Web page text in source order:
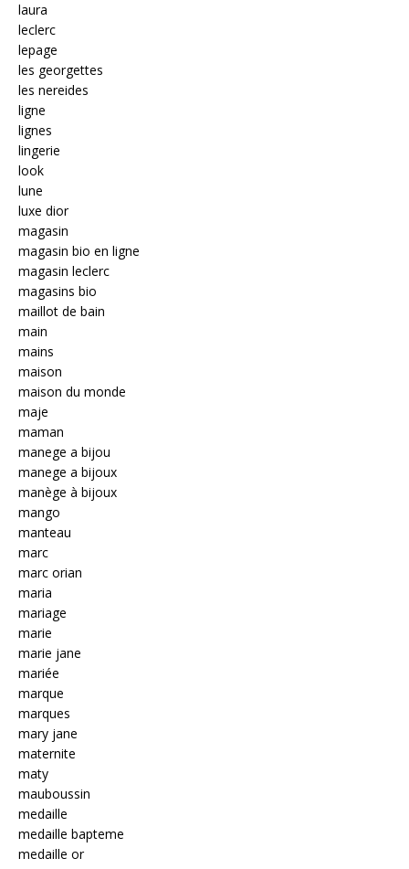
laura
leclerc
lepage
les georgettes
les nereides
ligne
lignes
lingerie
look
lune
luxe dior
magasin
magasin bio en ligne
magasin leclerc
magasins bio
maillot de bain
main
mains
maison
maison du monde
maje
maman
manege a bijou
manege a bijoux
manège à bijoux
mango
manteau
marc
marc orian
maria
mariage
marie
marie jane
mariée
marque
marques
mary jane
maternite
maty
mauboussin
medaille
medaille bapteme
medaille or